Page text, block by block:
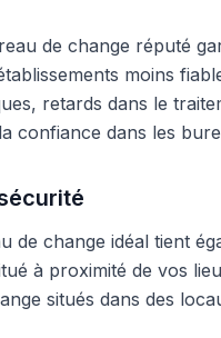
de change réputé
moins
retards dans le
confiance dans les
de change idéal tient
à proximité de vos
situés dans des